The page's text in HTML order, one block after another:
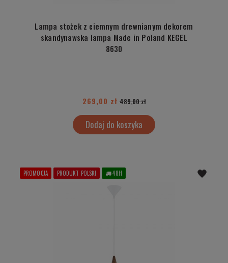
Lampa stożek z ciemnym drewnianym dekorem
skandynawska lampa Made in Poland KEGEL
8630
269,00 zł 489,00 zł
Dodaj do koszyka
PROMOCJA PRODUKT POLSKI 48H